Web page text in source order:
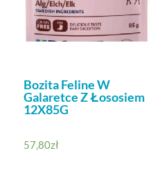
Bozita Feline W
Galaretce Z Łososiem
12X85G
57,80zł